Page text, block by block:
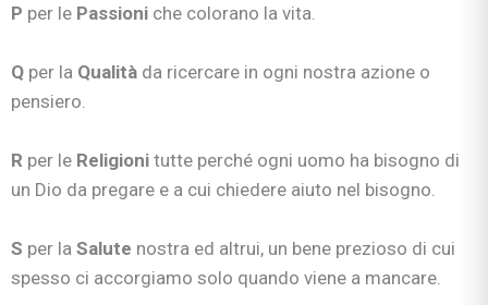
P per le Passioni che colorano la vita.
Q per la Qualità da ricercare in ogni nostra azione o
pensiero.
R per le Religioni tutte perché ogni uomo ha bisogno di
un Dio da pregare e a cui chiedere aiuto nel bisogno.
S per la Salute nostra ed altrui, un bene prezioso di cui
spesso ci accorgiamo solo quando viene a mancare.